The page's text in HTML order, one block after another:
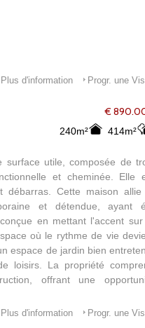
Progr. une
Plus d'information
€
240m²
414m²
surface utile, composée de
et cheminée. Elle
débarras. Cette maison allie
et détendue, ayant
en mettant l'accent sur
où le rythme de vie
espace de jardin bien
loisirs. La propriété
offrant une
Progr. une
Plus d'information